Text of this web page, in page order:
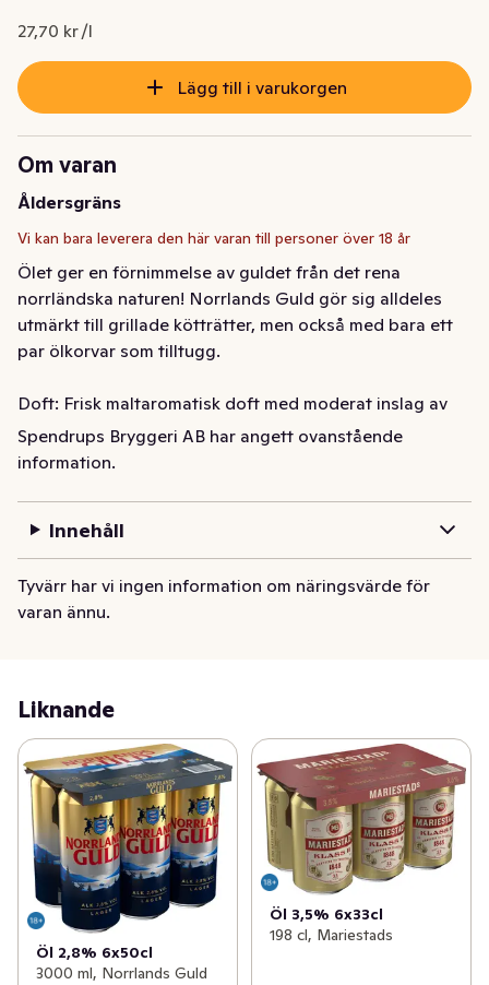
27,70 kr /l
Lägg till i varukorgen
Om varan
Åldersgräns
Vi kan bara leverera den här varan till personer över 18 år
Ölet ger en förnimmelse av guldet från det rena
norrländska naturen! Norrlands Guld gör sig alldeles
utmärkt till grillade kötträtter, men också med bara ett
par ölkorvar som tilltugg.
Doft: Frisk maltaromatisk doft med moderat inslag av
humlearom
norrländska naturen! Norrlands Guld gör sig alldeles
par ölkorvar som tilltugg.
Spendrups Bryggeri AB har angett ovanstående
information.
Innehåll
Tyvärr har vi ingen information om näringsvärde för
varan ännu.
Liknande
Öl 2,8% 6x50cl
3000 ml, Norrlands Guld
Öl 3,5% 6x33cl
198 cl, Mariestads